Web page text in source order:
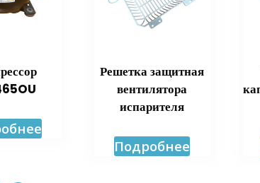
Решетка защитная
вентилятора
испарителя
Подробнее